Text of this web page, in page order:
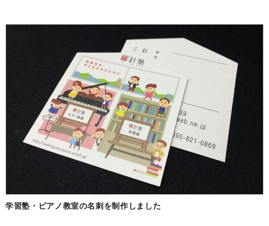
学習塾・ピアノ教室の名刺を制作しました